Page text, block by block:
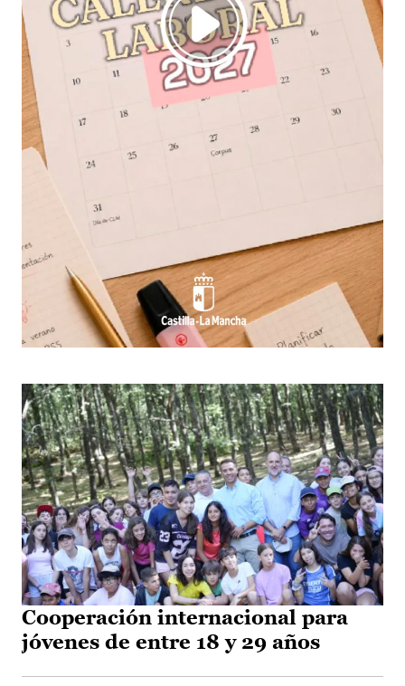
Cooperación internacional para
jóvenes de entre 18 y 29 años